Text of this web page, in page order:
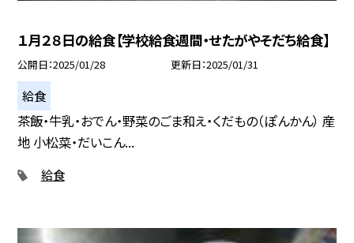
１月２８日の給食【学校給食週間・せたがやそだち給食】
公開日 2025/01/28 更新日 2025/01/31
給食
茶飯・牛乳・おでん・野菜のごま和え・くだもの（ぽんかん） 産
地 小松菜・だいこん...
給食